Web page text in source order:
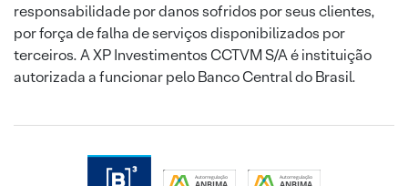
responsabilidade por danos sofridos por seus clientes,
por força de falha de serviços disponibilizados por
terceiros. A XP Investimentos CCTVM S/A é instituição
autorizada a funcionar pelo Banco Central do Brasil.